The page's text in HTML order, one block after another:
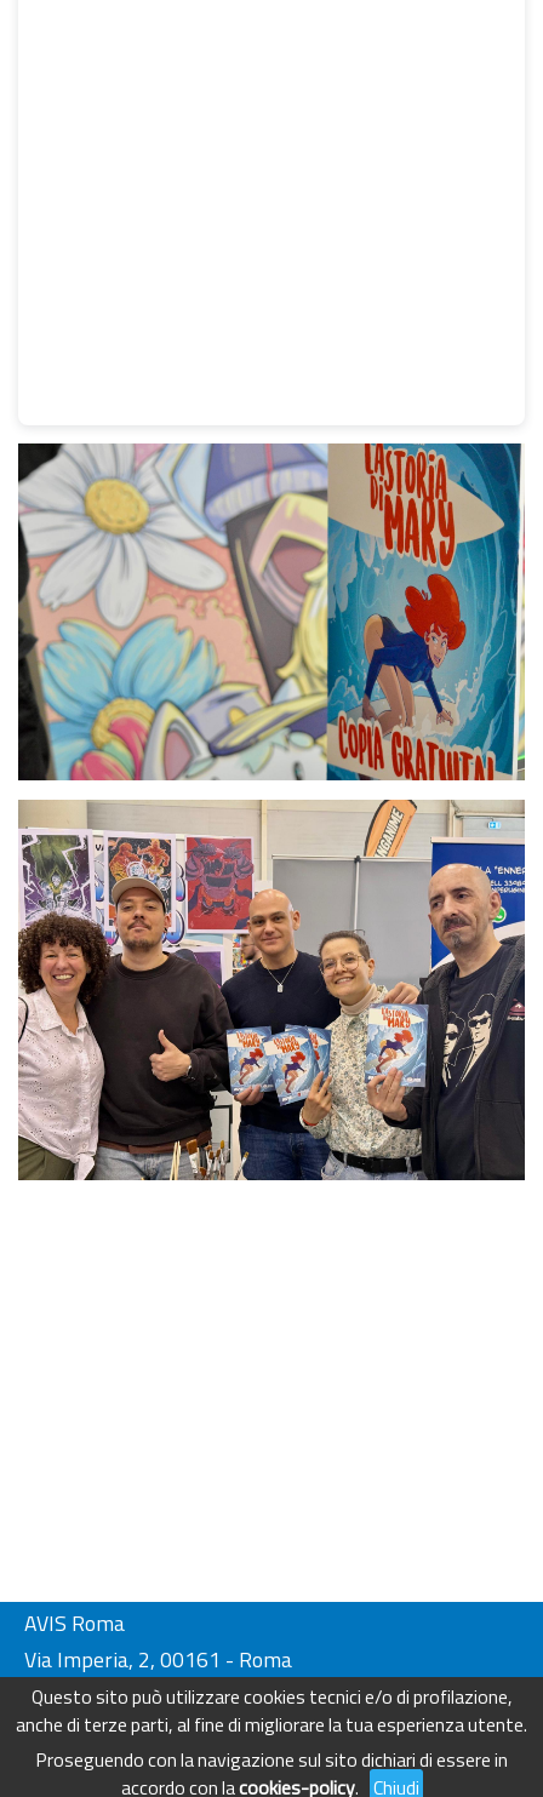
Questo sito può utilizzare cookies tecnici e/o di profilazione,
anche di terze parti, al fine di migliorare la tua esperienza utente.
Proseguendo con la navigazione sul sito dichiari di essere in
accordo con lacookies-policy. Chiudi
AVIS Roma
Via Imperia, 2, 00161 - Roma
Tel. 06-44230134/ 4404249
Fax. 06-44230136
info@avisroma.it - www.avisroma.it